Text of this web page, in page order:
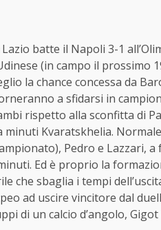
Lazio batte il Napoli 3-1
(in campo il prossimo
la chance concessa da
a sfidarsi in
rispetto alla sconfitta di
Kvaratskhelia.
Pedro e Lazzari,
Ed è proprio la
che sbaglia i tempi
ad uscire vincitore dal
di un calcio d’angolo,